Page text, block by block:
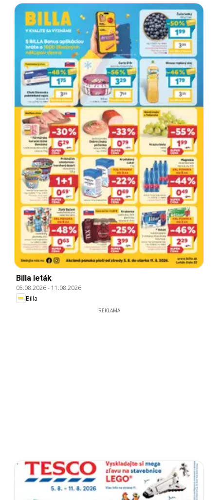
Billa leták
05.08.2026- 11.08.2026
Billa
REKLAMA